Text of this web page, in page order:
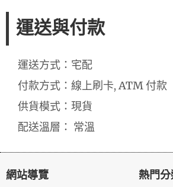
運送與付款
運送方式：宅配
付款方式：線上刷卡, ATM 付款
供貨模式：現貨
配送溫層： 常溫
網站導覽 熱門分